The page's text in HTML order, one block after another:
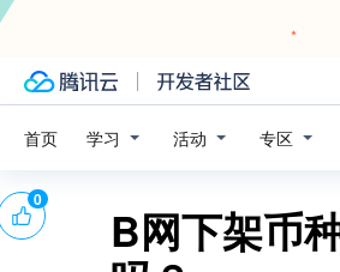
首页 学习 活动 专区
B网下架币
0